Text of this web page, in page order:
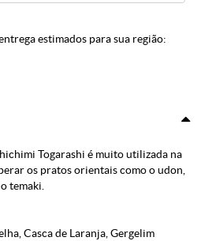
estimados para sua região:
Togarashi é muito utilizada na
os pratos orientais como o udon,
temaki.
Casca de Laranja, Gergelim